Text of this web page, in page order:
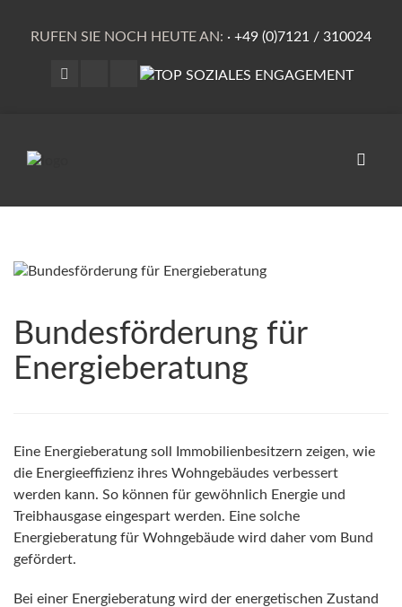
RUFEN SIE NOCH HEUTE AN: · +49 (0)7121 / 310024
Bundesförderung für
Energieberatung
Eine Energieberatung soll Immobilienbesitzern zeigen, wie
die Energieeffizienz ihres Wohngebäudes verbessert
werden kann. So können für gewöhnlich Energie und
Treibhausgase eingespart werden. Eine solche
Energieberatung für Wohngebäude wird daher vom Bund
gefördert.
Bei einer Energieberatung wird der energetischen Zustand